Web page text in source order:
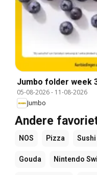
Jumbo folder week
05-08-2026- 11-08-2026
Jumbo
Andere
NOS Pizza Sushi
Gouda Nintendo